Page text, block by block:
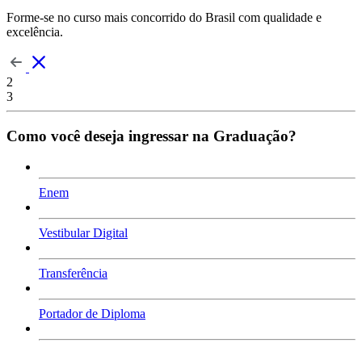
Forme-se no curso mais concorrido do Brasil com qualidade e
excelência.
2
3
Como você deseja ingressar na Graduação?
Enem
Vestibular Digital
Transferência
Portador de Diploma